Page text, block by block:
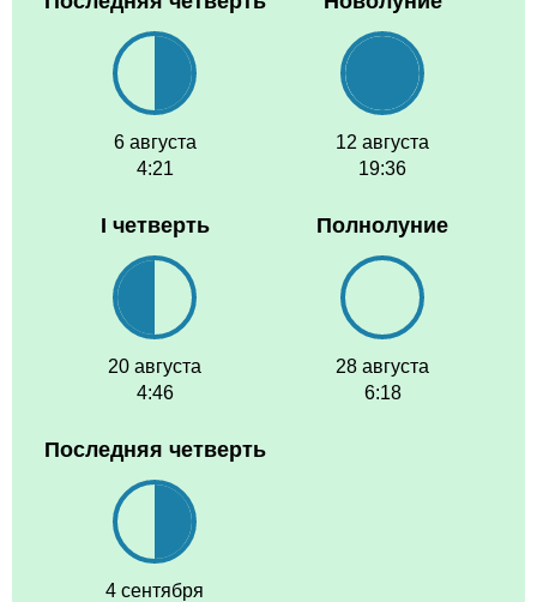
6 августа
4:21
12 августа
19:36
I четверть
20 августа
4:46
Полнолуние
28 августа
6:18
Последняя четверть
4 сентября